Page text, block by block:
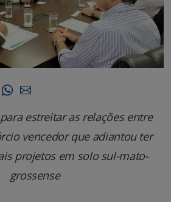
estreitar as relações entre
vencedor que adiantou ter
projetos em solo sul-mato-
grossense